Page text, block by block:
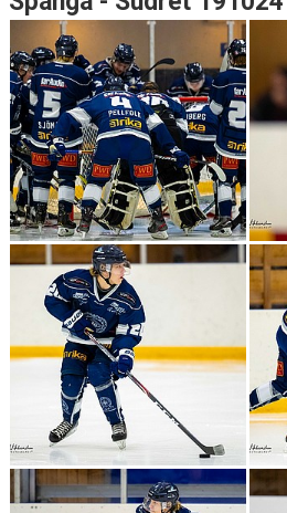
LAGBYGGET 26/27
BILDGALLERI
DOKUMENT
KONTAKT